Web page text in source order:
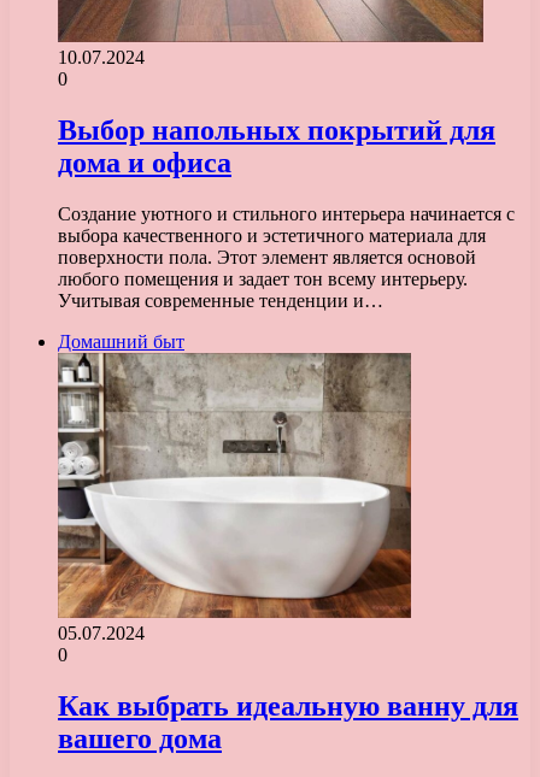
10.07.2024
0
Выбор напольных покрытий для
дома и офиса
Создание уютного и стильного интерьера начинается с
выбора качественного и эстетичного материала для
поверхности пола. Этот элемент является основой
любого помещения и задает тон всему интерьеру.
Учитывая современные тенденции и…
Домашний быт
05.07.2024
0
Как выбрать идеальную ванну для
вашего дома